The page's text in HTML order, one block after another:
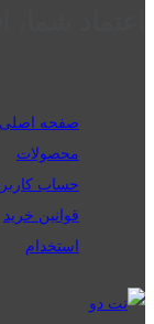
صفحه اصلی
محصولات
حساب
قوانین خرید
استخدام